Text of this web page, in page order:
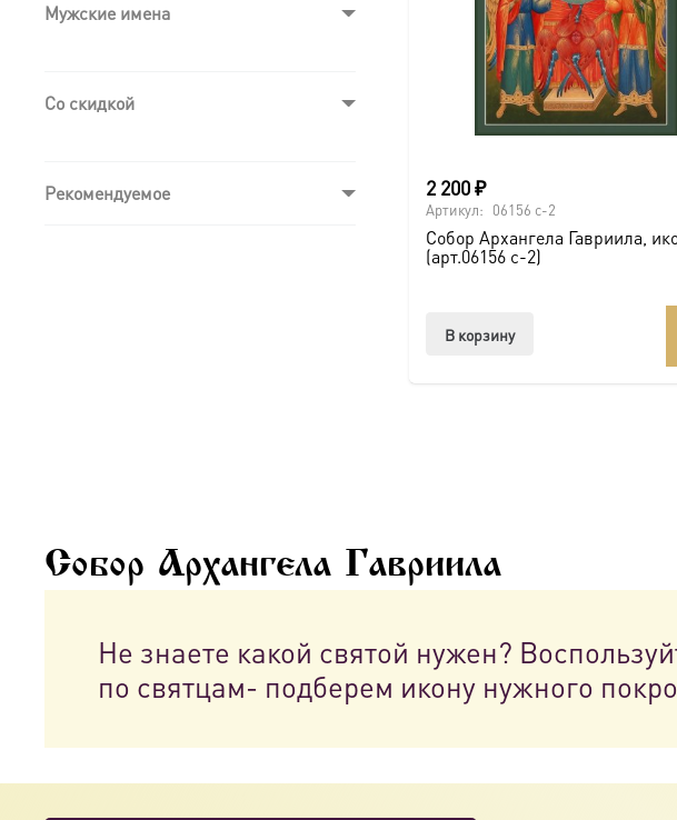
Мужские имена
Со скидкой
Рекомендуемое 2 200₽
Артикул: 06156 с-2
Собор Архангела Гавриила,
(арт.06156 с-2)
В корзину
Собор Архангела Гавриила
Не знаете какой святой нужен?
по святцам- подберем икону нужного